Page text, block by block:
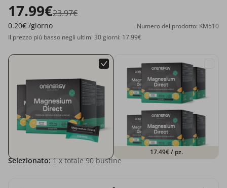
17.99€23.97€
0.20€ /giorno
Numero del prodotto: KM510
Il prezzo più basso negli ultimi 30 giorni: 17.99€
17.49€/ pz.
Selezionato: 1x totale 90 bustine